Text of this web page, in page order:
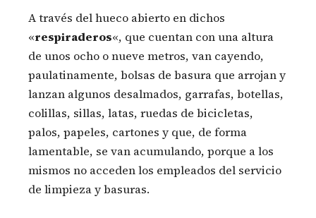
A través del hueco abierto en dichos
«respiraderos«, que cuentan con una altura
de unos ocho o nueve metros, van cayendo,
paulatinamente, bolsas de basura que arrojan y
lanzan algunos desalmados, garrafas, botellas,
colillas, sillas, latas, ruedas de bicicletas,
palos, papeles, cartones y que, de forma
lamentable, se van acumulando, porque a los
mismos no acceden los empleados del servicio
de limpieza y basuras.